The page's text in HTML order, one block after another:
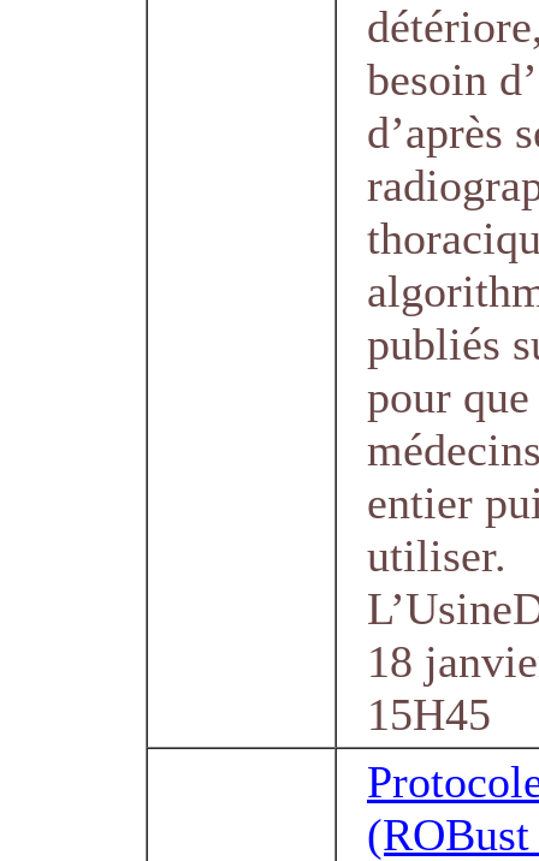
besoin
d’après
publiés
pour
entier
utiliser.
18
15H45
(ROBust